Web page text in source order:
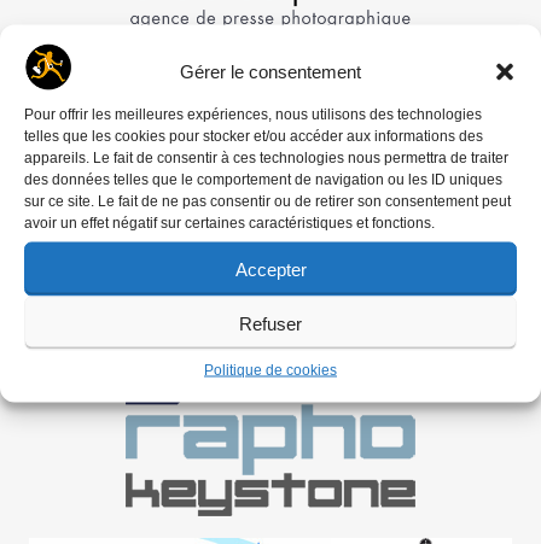
Gérer le consentement
Pour offrir les meilleures expériences, nous utilisons des technologies
telles que les cookies pour stocker et/ou accéder aux informations des
appareils. Le fait de consentir à ces technologies nous permettra de traiter
des données telles que le comportement de navigation ou les ID uniques
sur ce site. Le fait de ne pas consentir ou de retirer son consentement peut
avoir un effet négatif sur certaines caractéristiques et fonctions.
Accepter
Refuser
Politique de cookies